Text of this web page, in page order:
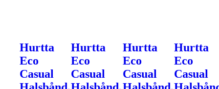
Hurtta
Eco
Casual
Hurtta
Eco
Casual
Hurtta
Eco
Casual
Hurtta
Eco
Casual